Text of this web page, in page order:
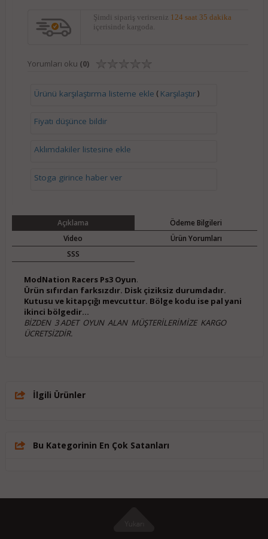
Şimdi sipariş verirseniz 124 saat 35 dakika
içerisinde kargoda.
Yorumları oku (0)
Ürünü karşılaştırma listeme ekle ( Karşılaştır)
Fiyatı düşünce bildir
Aklımdakiler listesine ekle
Stoga girince haber ver
Açıklama
Ödeme Bilgileri
Video
Ürün Yorumları
SSS
ModNation Racers Ps3 Oyun.
Ürün sıfırdan farksızdır. Disk çiziksiz durumdadır.
Kutusu ve kitapçığı mevcuttur. Bölge kodu ise pal yani
ikinci bölgedir...
BİZDEN 3 ADET OYUN ALAN MÜŞTERİLERİMİZE KARGO
ÜCRETSİZDİR.
İlgili Ürünler
Bu Kategorinin En Çok Satanları